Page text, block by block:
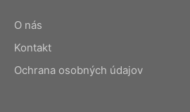
O nás
Kontakt
Ochrana osobných údajov